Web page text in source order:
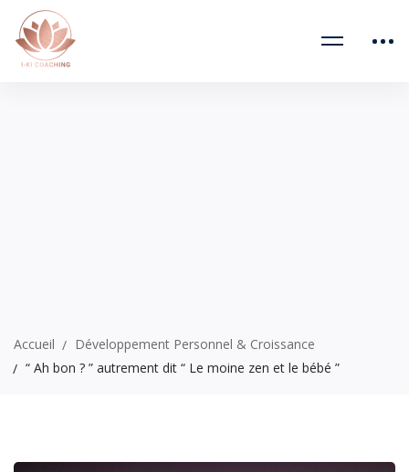
Accueil
Développement Personnel & Croissance
“ Ah bon ? ” autrement dit “ Le moine zen et le bébé ”